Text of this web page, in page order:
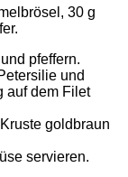
30 g
pfeffern.
und
auf dem Filet
goldbraun
servieren.